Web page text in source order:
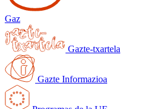
Gaz
Gazte-txartela
Gazte Informazioa